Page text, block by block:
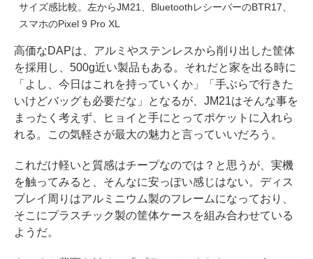
サイズ感比較。左からJM21、BluetoothレシーバーのBTR17、
スマホのPixel 9 Pro XL
高価なDAPは、アルミやステンレスから削り出した筐体
を採用し、500g近い製品もある。それだと家を出る時に
「よし、今日はこれを持っていくか」「手ぶらで行きた
いけどバッグも必要だな」となるが、JM21はそんな事を
まったく考えず、ヒョイと手にとってポケットに入れら
れる。この気軽さが最大の魅力と言っていいだろう。
これだけ軽いと質感はチープなのでは？と思うが、実機
を触ってみると、そんなに安っぽい感じはない。ディス
プレイ周りはアルミニウム製のフレームになっており、
そこにプラスチック製の筐体ケースを組み合わせている
ようだ。